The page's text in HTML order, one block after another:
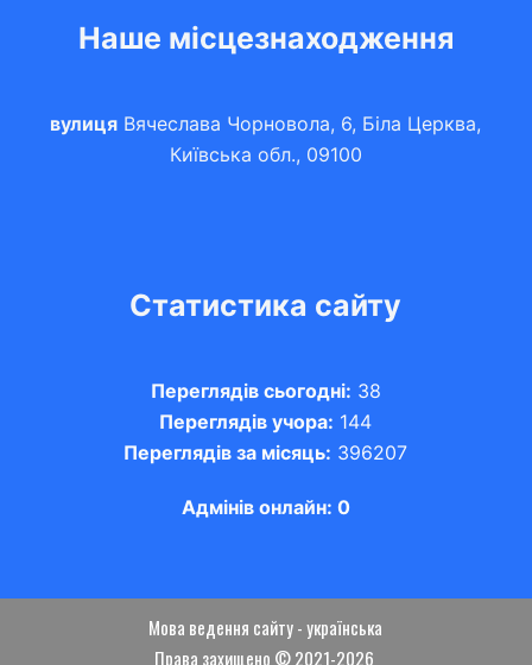
Наше місцезнаходження
вулиця Вячеслава Чорновола, 6, Біла Церква,
Київська обл., 09100
Статистика сайту
Переглядів сьогодні: 38
Переглядів учора: 144
Переглядів за місяць: 396207
Адмінів онлайн: 0
Мова ведення сайту - українська
Права захищено © 2021-2026